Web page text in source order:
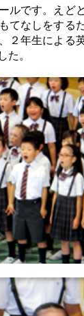
ルです。えど
てなしをする
２年生による
た。